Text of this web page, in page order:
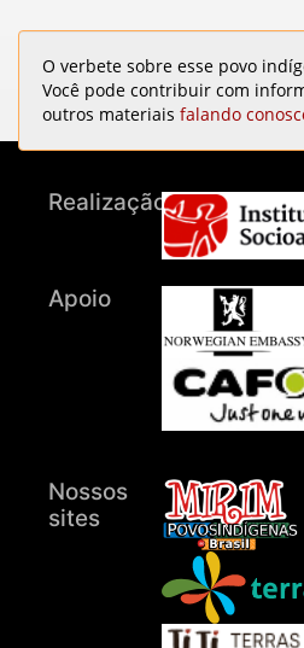
O verbete sobre esse povo
Você pode contribuir com
outros materiais falando